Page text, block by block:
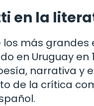
en la
más
en Uruguay en
narrativa y
de la crítica